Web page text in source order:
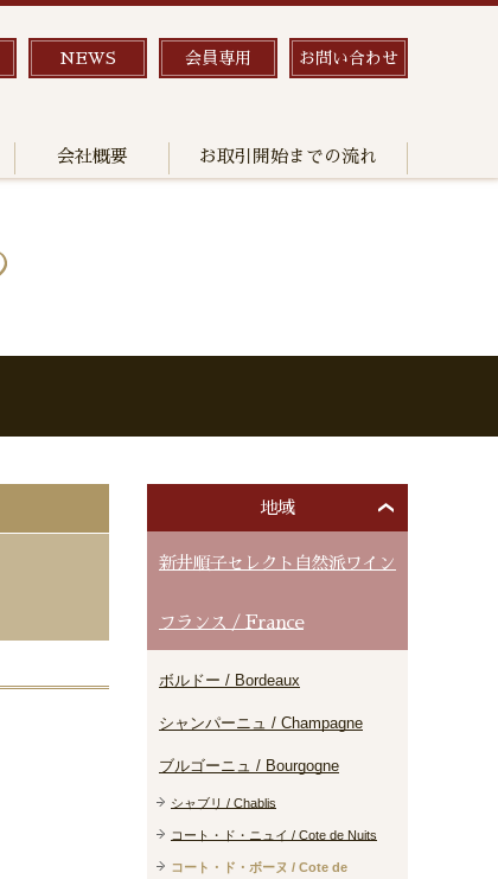
NEWS 会員専用 お問い合わせ
会社概要 お取引開始までの流れ
地域
新井順子セレクト自然派ワイン
フランス / France
ボルドー / Bordeaux
シャンパーニュ / Champagne
ブルゴーニュ / Bourgogne
シャブリ / Chablis
コート・ド・ニュイ / Cote de Nuits
コート・ド・ボーヌ / Cote de